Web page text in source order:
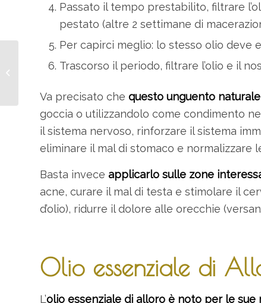
Passato il tempo prestabilito, filtrare
pestato (altre 2 settimane di
Per capirci meglio: lo stesso olio deve
Trascorso il periodo, filtrare l’olio e il
Va precisato che questo unguento
goccia o utilizzandolo come condimento
il sistema nervoso, rinforzare il sistema
eliminare il mal di stomaco e normalizzare
Basta invece applicarlo sulle zone
acne, curare il mal di testa e stimolare il
d’olio), ridurre il dolore alle orecchie
Olio essenziale di
L’olio essenziale di alloro è noto per le
L’Olio Evo contro le